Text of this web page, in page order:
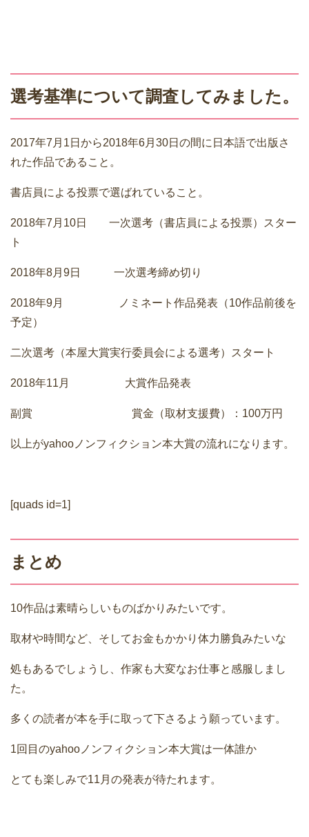
選考基準について調査してみました。
2017年7月1日から2018年6月30日の間に日本語で出版さ
れた作品であること。
書店員による投票で選ばれていること。
2018年7月10日 一次選考（書店員による投票）スター
ト
2018年8月9日 一次選考締め切り
2018年9月 ノミネート作品発表（10作品前後を
予定）
二次選考（本屋大賞実行委員会による選考）スタート
2018年11月 大賞作品発表
副賞 賞金（取材支援費）：100万円
以上がyahooノンフィクション本大賞の流れになります。
[quads id=1]
まとめ
10作品は素晴らしいものばかりみたいです。
取材や時間など、そしてお金もかかり体力勝負みたいな
処もあるでしょうし、作家も大変なお仕事と感服しまし
た。
多くの読者が本を手に取って下さるよう願っています。
1回目のyahooノンフィクション本大賞は一体誰か
とても楽しみで11月の発表が待たれます。